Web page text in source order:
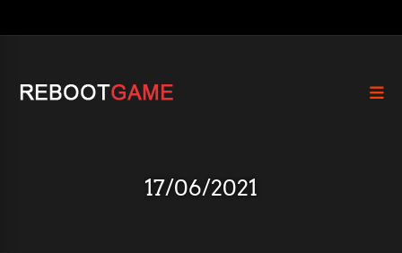
17/06/2021